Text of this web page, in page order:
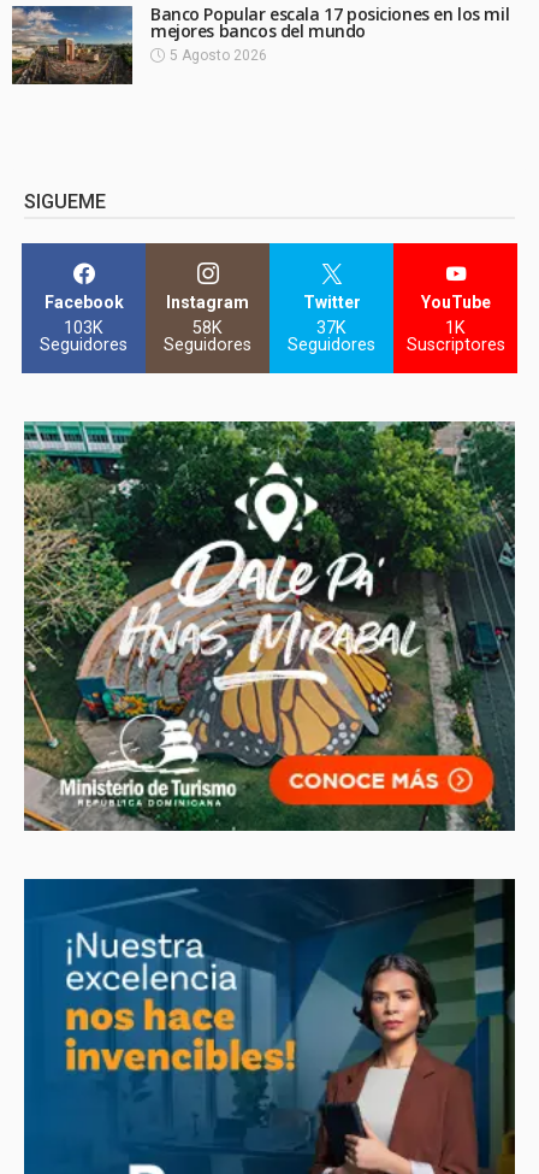
Banco Popular escala 17 posiciones en los mil
mejores bancos del mundo
5 Agosto 2026
SIGUEME
Facebook
103K
Seguidores
Instagram
58K
Seguidores
Twitter
37K
Seguidores
YouTube
1K
Suscriptores